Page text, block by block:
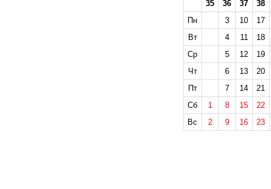
35 36 37
38
Пн
3 10
17
Вт
4 11
18
Ср
5 12
19
Чт
6 13
20
Пт
7 14
21
Сб
1 8 15
22
Вс
2 9 16 23